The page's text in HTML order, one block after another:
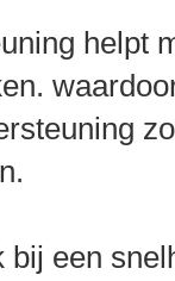
helpt
bij een